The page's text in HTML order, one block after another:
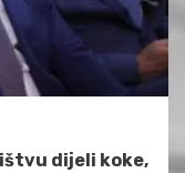
dijeli koke,